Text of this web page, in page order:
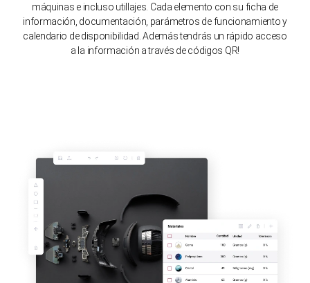
máquinas e incluso utillajes. Cada elemento con su ficha de
información, documentación, parámetros de funcionamiento y
calendario de disponibilidad. Además tendrás un rápido acceso
a la información a través de códigos QR!